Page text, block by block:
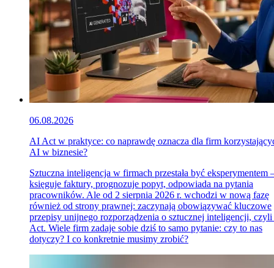
06.08.2026
AI Act w praktyce: co naprawdę oznacza dla firm
AI w biznesie?
Sztuczna inteligencja w firmach przestała być
księguje faktury, prognozuje popyt, odpowiada na pytania
pracowników. Ale od 2 sierpnia 2026 r. wchodzi w nową fazę
również od strony prawnej: zaczynają obowiązywać kluczowe
przepisy unijnego rozporządzenia o sztucznej inteligencji,
Act. Wiele firm zadaje sobie dziś to samo pytanie: czy to nas
dotyczy? I co konkretnie musimy zrobić?